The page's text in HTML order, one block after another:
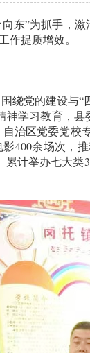
”为抓手，
作提质增效。
党的建设与“
学习教育，
治区党委党校
400余场次，
计举办七大